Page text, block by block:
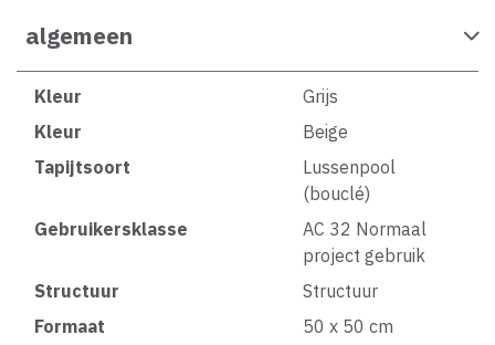
algemeen
Kleur
Grijs
Kleur
Beige
Tapijtsoort
Lussenpool
(bouclé)
Gebruikersklasse
AC 32 Normaal
project gebruik
Structuur
Structuur
Formaat
50 x 50 cm